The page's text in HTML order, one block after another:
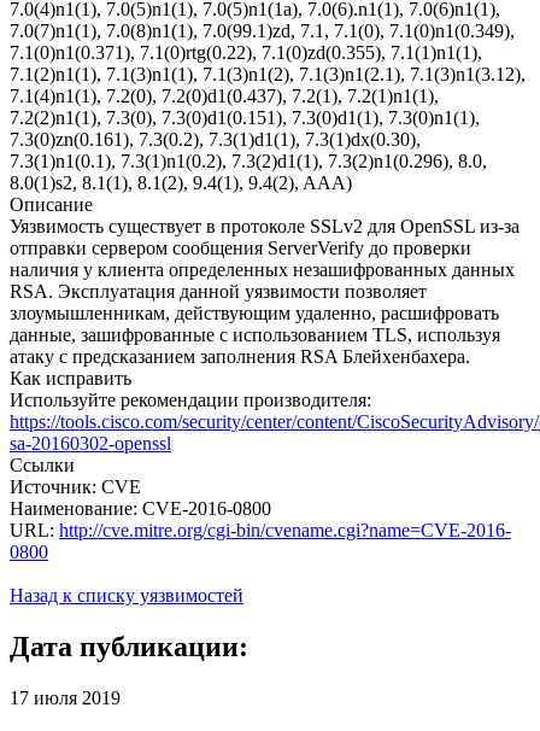
7.0(4)n1(1), 7.0(5)n1(1), 7.0(5)n1(1a), 7.0(6).n1(1), 7.0(6)n1(1),
7.0(7)n1(1), 7.0(8)n1(1), 7.0(99.1)zd, 7.1, 7.1(0), 7.1(0)n1(0.349),
7.1(0)n1(0.371), 7.1(0)rtg(0.22), 7.1(0)zd(0.355), 7.1(1)n1(1),
7.1(2)n1(1), 7.1(3)n1(1), 7.1(3)n1(2), 7.1(3)n1(2.1), 7.1(3)n1(3.12),
7.1(4)n1(1), 7.2(0), 7.2(0)d1(0.437), 7.2(1), 7.2(1)n1(1),
7.2(2)n1(1), 7.3(0), 7.3(0)d1(0.151), 7.3(0)d1(1), 7.3(0)n1(1),
7.3(0)zn(0.161), 7.3(0.2), 7.3(1)d1(1), 7.3(1)dx(0.30),
7.3(1)n1(0.1), 7.3(1)n1(0.2), 7.3(2)d1(1), 7.3(2)n1(0.296), 8.0,
8.0(1)s2, 8.1(1), 8.1(2), 9.4(1), 9.4(2), AAA)
Описание
Уязвимость существует в протоколе SSLv2 для OpenSSL из-за
отправки сервером сообщения ServerVerify до проверки
наличия у клиента определенных незашифрованных данных
RSA. Эксплуатация данной уязвимости позволяет
злоумышленникам, действующим удаленно, расшифровать
данные, зашифрованные с использованием TLS, используя
атаку с предсказанием заполнения RSA Блейхенбахера.
Как исправить
Используйте рекомендации производителя:
https://tools.cisco.com/security/center/content/
sa-20160302-openssl
Ссылки
Источник: CVE
Наименование: CVE-2016-0800
URL: http://cve.mitre.org/cgi-bin/cvename.cgi?name=CVE-2016-
0800
Назад к списку уязвимостей
Дата публикации:
17 июля 2019